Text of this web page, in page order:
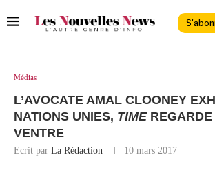
Médias
L’AVOCATE AMAL CLOONEY
NATIONS UNIES, TIMEREGARDE
VENTRE
Ecrit par La Rédaction 10 mars 2017